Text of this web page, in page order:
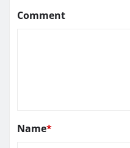
Comment
Name*